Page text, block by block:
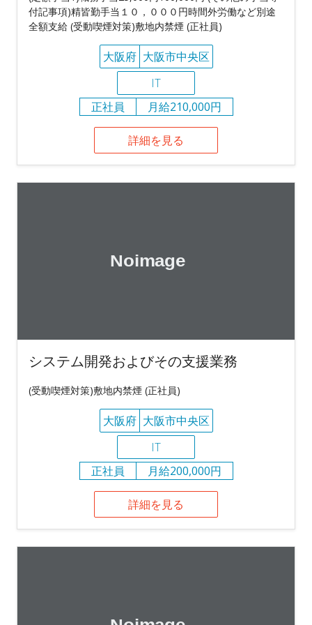
付記事項)精皆勤手当１０，０００円時間外労働など別途
全額支給 (受動喫煙対策)敷地内禁煙 (正社員)
大阪府 大阪市中央区
IT
正社員
月給210,000円
詳細を見る
システム開発およびその支援業務
(受動喫煙対策)敷地内禁煙 (正社員)
大阪府 大阪市中央区
IT
正社員
月給200,000円
詳細を見る